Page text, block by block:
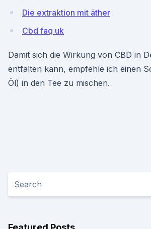
Die extraktion mit äther
Cbd faq uk
Damit sich die Wirkung von CBD in
entfalten kann, empfehle ich einen
Öl) in den Tee zu mischen.